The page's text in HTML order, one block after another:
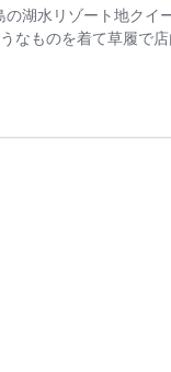
湖水リゾート地ク
なものを着て草履で